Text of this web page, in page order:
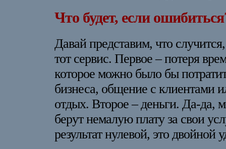
Что будет, если
Давай представим, что
тот сервис. Первое – потеря
которое можно было бы
бизнеса, общение с клиентами
отдых. Второе – деньги. Да-да,
берут немалую плату за свои
результат нулевой, это двойной